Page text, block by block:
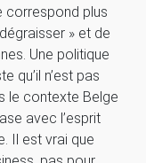
correspond plus
» et de
Une politique
qu’il n’est pas
le contexte Belge
avec l’esprit
Il est vrai que